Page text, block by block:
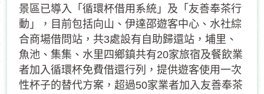
景區已導入「循環杯借用系統」及「友善奉茶行
動」，目前包括向山、伊達邵遊客中心、水社綜
合商場借問站，共3處設有自助歸還站，埔里、
魚池、集集、水里四鄉鎮共有20家旅宿及餐飲業
者加入循環杯免費借還行列，提供遊客使用一次
性杯子的替代方案，超過50家業者加入友善奉茶